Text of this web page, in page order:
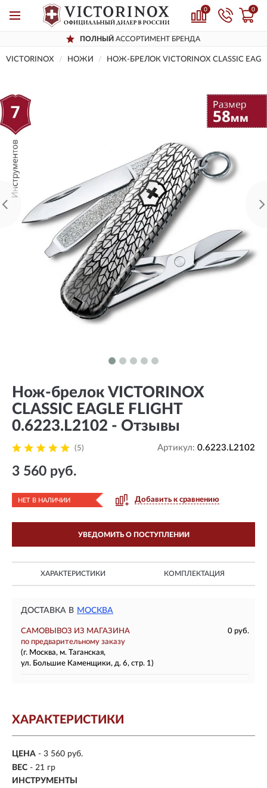
0 0
ПОЛНЫЙ АССОРТИМЕНТ БРЕНДА
VICTORINOX НОЖИ НОЖ-БРЕЛОК VICTORINOX CLASSIC
Нож-брелок VICTORINOX
CLASSIC EAGLE FLIGHT
0.6223.L2102 - Отзывы
(5) Артикул: 0.6223.L2102
3 560 руб.
НЕТ В НАЛИЧИИ Добавить к сравнению
УВЕДОМИТЬ О ПОСТУПЛЕНИИ
ХАРАКТЕРИСТИКИ КОМПЛЕКТАЦИЯ
ДОСТАВКА В МОСКВА
САМОВЫВОЗ ИЗ МАГАЗИНА
0 руб.
по предварительному заказу
(г. Москва, м. Таганская,
ул. Большие Каменщики, д. 6, стр. 1)
ХАРАКТЕРИСТИКИ
ЦЕНА - 3 560 руб.
ВЕС - 21 гр
ИНСТРУМЕНТЫ